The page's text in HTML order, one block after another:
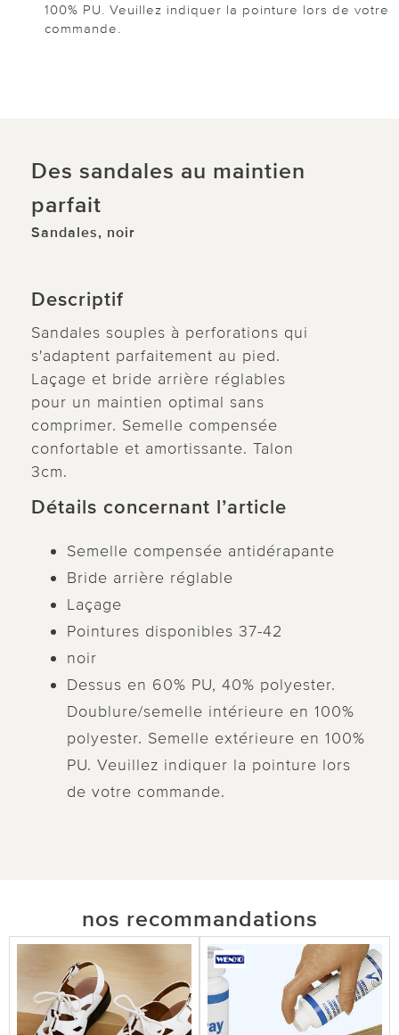
100% PU. Veuillez indiquer la pointure lors de votre
commande.
Des sandales au maintien
parfait
Sandales, noir
Descriptif
Sandales souples à perforations qui
s'adaptent parfaitement au pied.
Laçage et bride arrière réglables
pour un maintien optimal sans
comprimer. Semelle compensée
confortable et amortissante. Talon
3cm.
Détails concernant l’article
Semelle compensée antidérapante
Bride arrière réglable
Laçage
Pointures disponibles 37-42
noir
Dessus en 60% PU, 40% polyester.
Doublure/semelle intérieure en 100%
polyester. Semelle extérieure en 100%
PU. Veuillez indiquer la pointure lors
de votre commande.
nos recommandations